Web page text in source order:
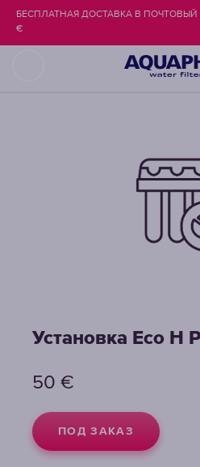
БЕСПЛАТНАЯ ДОСТАВКА В ПОЧТОВЫЙ
€
Установка Eco H
50 €
ПОД ЗАКАЗ